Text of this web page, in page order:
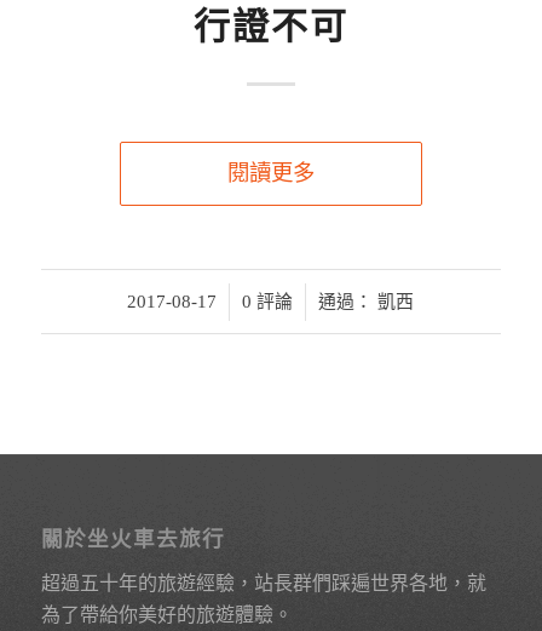
行證不可
閱讀更多
2017-08-17
/ 0 評論 通過：凱西
關於坐火車去旅行
超過五十年的旅遊經驗，站長群們踩遍世界各地，就
為了帶給你美好的旅遊體驗。